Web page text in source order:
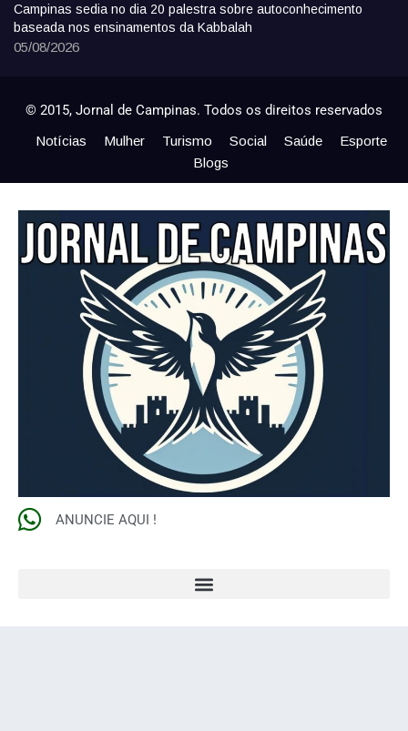
Campinas sedia no dia 20 palestra sobre autoconhecimento
baseada nos ensinamentos da Kabbalah
05/08/2026
© 2015, Jornal de Campinas. Todos os direitos reservados
Notícias Mulher Turismo Social Saúde
Esporte
Blogs
ANUNCIE AQUI !